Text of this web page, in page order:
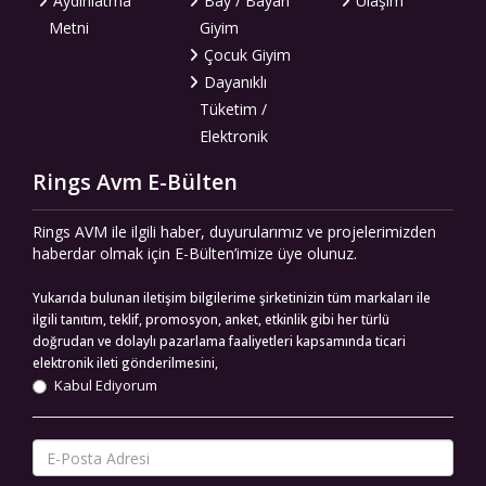
Metni
Giyim
Çocuk Giyim
Dayanıklı
Tüketim /
Elektronik
Rings Avm E-Bülten
Rings AVM ile ilgili haber, duyurularımız ve projelerimizden
haberdar olmak için E-Bülten’imize üye olunuz.
Yukarıda bulunan iletişim bilgilerime şirketinizin tüm markaları ile
ilgili tanıtım, teklif, promosyon, anket, etkinlik gibi her türlü
doğrudan ve dolaylı pazarlama faaliyetleri kapsamında ticari
elektronik ileti gönderilmesini,
Kabul Ediyorum